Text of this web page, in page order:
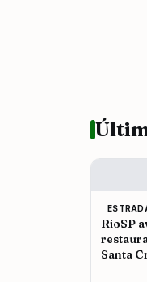
RioSP
Santa